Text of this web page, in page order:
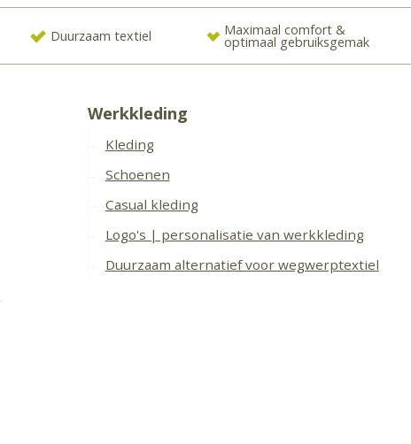
Duurzaam textiel Maximaal comfort &
optimaal gebruiksgemak
Werkkleding
Kleding
Schoenen
Casual kleding
Logo's | personalisatie van werkkleding
Duurzaam alternatief voor wegwerptextiel